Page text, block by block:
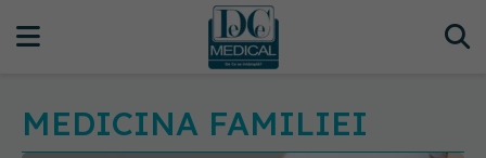
MEDICINA FAMILIEI